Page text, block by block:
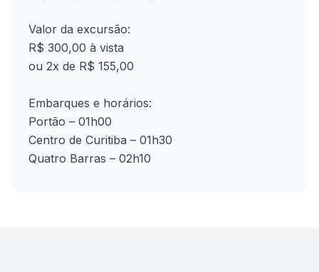
Valor da excursão:
R$ 300,00 à vista
ou 2x de R$ 155,00
Embarques e horários:
Portão – 01h00
Centro de Curitiba – 01h30
Quatro Barras – 02h10